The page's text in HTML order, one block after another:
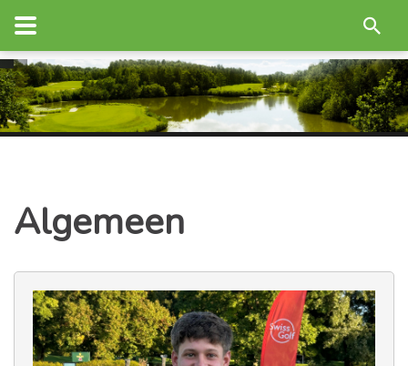
Algemeen